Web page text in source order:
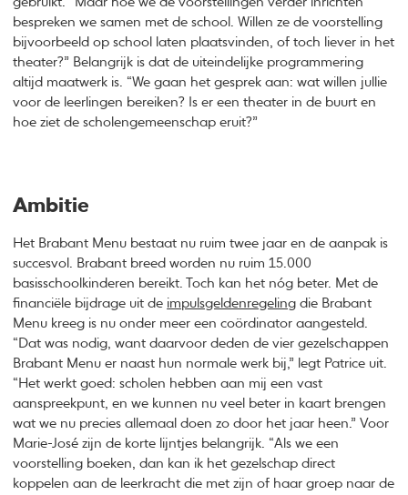
bespreken we samen met de school. Willen ze de voorstelling
bijvoorbeeld op school laten plaatsvinden, of toch liever in het
theater?” Belangrijk is dat de uiteindelijke programmering
altijd maatwerk is. “We gaan het gesprek aan: wat willen jullie
voor de leerlingen bereiken? Is er een theater in de buurt en
hoe ziet de scholengemeenschap eruit?”
Ambitie
Het Brabant Menu bestaat nu ruim twee jaar en de aanpak is
succesvol. Brabant breed worden nu ruim 15.000
basisschoolkinderen bereikt. Toch kan het nóg beter. Met de
financiële bijdrage uit de impulsgeldenregeling die Brabant
Menu kreeg is nu onder meer een coördinator aangesteld.
“Dat was nodig, want daarvoor deden de vier gezelschappen
Brabant Menu er naast hun normale werk bij,” legt Patrice uit.
“Het werkt goed: scholen hebben aan mij een vast
aanspreekpunt, en we kunnen nu veel beter in kaart brengen
wat we nu precies allemaal doen zo door het jaar heen.” Voor
Marie-José zijn de korte lijntjes belangrijk. “Als we een
voorstelling boeken, dan kan ik het gezelschap direct
koppelen aan de leerkracht die met zijn of haar groep naar de